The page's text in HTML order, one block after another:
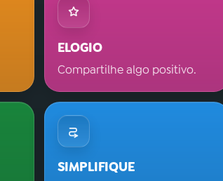
ELOGIO
Compartilhe algo positivo.
SIMPLIFIQUE